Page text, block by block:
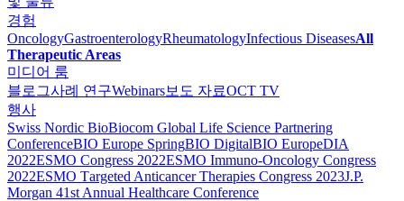
경험
OncologyGastroenterologyRheumatologyInfectious DiseasesAll
Therapeutic Areas
미디어 룸
블로그사례 연구Webinars보도 자료OCT TV
행사
Swiss Nordic BioBiocom Global Life Science Partnering
ConferenceBIO Europe SpringBIO DigitalBIO EuropeDIA
2022ESMO Congress 2022ESMO Immuno-Oncology Congress
2022ESMO Тargeted Anticancer Therapies Congress 2023J.P.
Morgan 41st Annual Healthcare Conference